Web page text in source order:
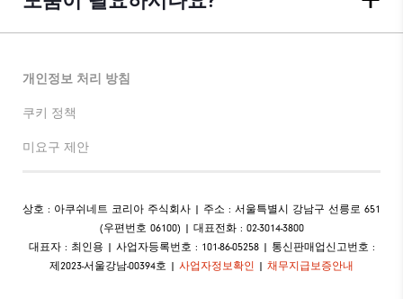
개인정보 처리 방침
쿠키 정책
미요구 제안
상호 : 아쿠쉬네트 코리아 주식회사 | 주소 : 서울특별시 강남구 선릉로 651
(우편번호 06100) | 대표전화 : 02-3014-3800
대표자 : 최인용 | 사업자등록번호 : 101-86-05258 | 통신판매업신고번호 :
제2023-서울강남-00394호 | 사업자정보확인 | 채무지급보증안내